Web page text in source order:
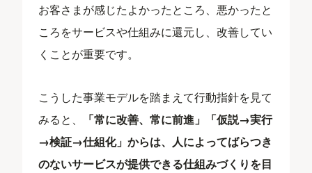
お客さまが感じたよかったところ、悪かったと
ころをサービスや仕組みに還元し、改善してい
くことが重要です。
こうした事業モデルを踏まえて行動指針を見て
みると、
「常に改善、常に前進」「仮説→実行
→検証→仕組化」からは、人によってばらつき
のないサービスが提供できる仕組みづくりを目